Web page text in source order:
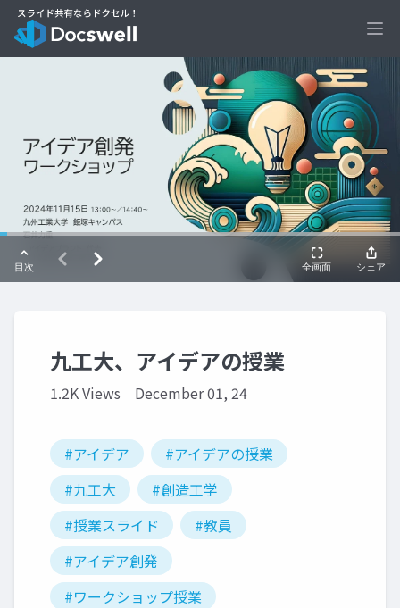
九工大、アイデアの授業
1.2K Views December 01, 24
#アイデア
#アイデアの授業
#九工大
#創造工学
#授業スライド
#教員
#アイデア創発
#ワークショップ授業